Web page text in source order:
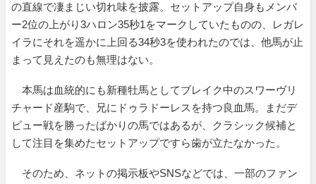
の直線で凄まじい切れ味を披露。セットアップ自身もメンバ
ー2位の上がり3ハロン35秒1をマークしていたものの、レガレ
イラにそれを遥かに上回る34秒3を使われたのでは、他馬が止
まって見えたのも無理はない。
本馬は血統的にも新種牡馬としてブレイク中のスワーヴリ
チャード産駒で、兄にドゥラドーレスを持つ良血馬。まだデ
ビュー戦を勝ったばかりの馬ではあるが、クラシック候補と
して注目を集めたセットアップですら歯が立たなかった。
そのため、ネットの掲示板やSNSなどでは、一部のファン